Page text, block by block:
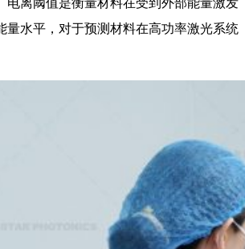
电离阈值是衡量材料在受到外部能量激发
量水平，对于预测材料在高功率激光系统